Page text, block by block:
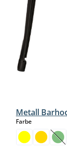
Metall
Farbeauswählen